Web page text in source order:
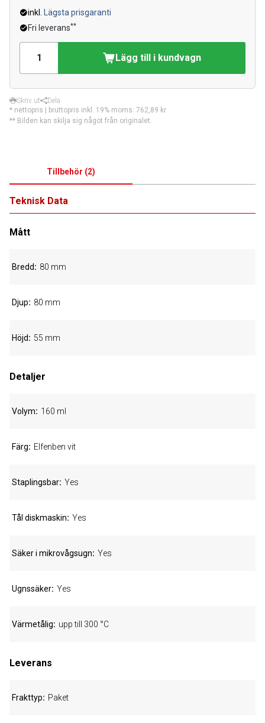
inkl.
Lägsta prisgaranti
Fri leverans**
Lägg till i kundvagn
Skriv ut
Dela
* nettopris | bruttopris inkl. 19% moms: 762,89 kr
** Bilden kan skilja sig något från originalet.
Tillbehör (2)
Teknisk Data
Mått
Bredd 80 mm
Djup 80 mm
Höjd 55 mm
Detaljer
Volym 160 ml
Färg Elfenben vit
Staplingsbar Yes
Tål diskmaskin Yes
Säker i mikrovågsugn Yes
Ugnssäker Yes
Värmetålig upp till 300 °C
Leverans
Frakttyp Paket